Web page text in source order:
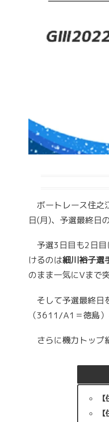
ボートレース住之
日(月)、予選最終日
予選3日目も2日目
けるのは細川裕子選
のまま一気にVまで
そして予選最終日
（3611/A1＝徳島）
さらに機力トップ